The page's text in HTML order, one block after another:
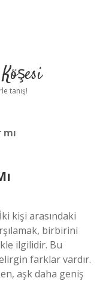
tanış!
kişi arasındaki
birbirini
ilgilidir. Bu
farklar vardır.
aşk daha geniş